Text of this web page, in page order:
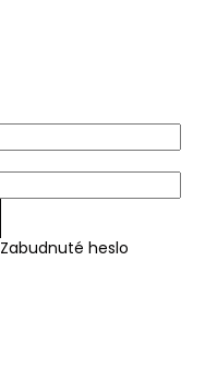
Zabudnuté heslo